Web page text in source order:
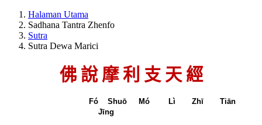
Halaman Utama
Sadhana Tantra Zhenfo
Sutra
Sutra Dewa Marici
佛 說 摩 利 支 天 經
Fó Shuō Mó Lì Zhī Tiān
Jīng